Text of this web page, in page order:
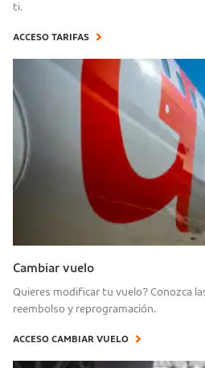
ti.
ACCESO TARIFAS
Cambiar vuelo
Quieres modificar tu vuelo? Conozca
reembolso y reprogramación.
ACCESO CAMBIAR VUELO